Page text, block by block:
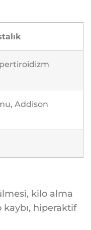
Addison
kilo alma
kaybı, hiperaktif